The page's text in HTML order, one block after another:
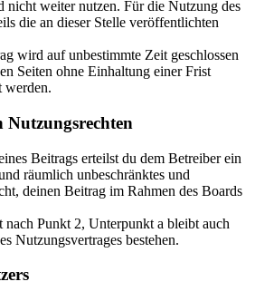
nicht weiter nutzen. Für die Nutzung des
die an dieser Stelle veröffentlichten
wird auf unbestimmte Zeit geschlossen
Seiten ohne Einhaltung einer Frist
werden.
Beitrags erteilst du dem Betreiber ein
räumlich unbeschränktes und
deinen Beitrag im Rahmen des Boards
nach Punkt 2, Unterpunkt a bleibt auch
Nutzungsvertrages bestehen.